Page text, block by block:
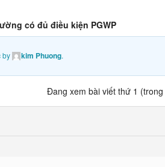
có đủ điều kiện PGWP
by kim Phuong.
Đang xem bài viết thứ 1